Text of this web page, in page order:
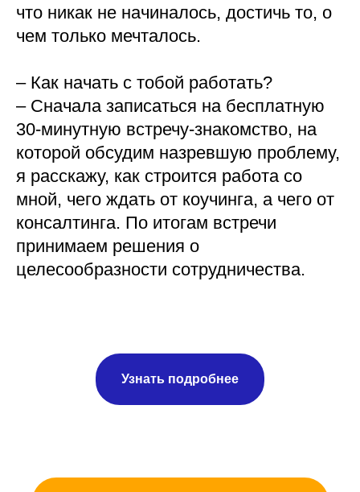
что никак не начиналось, достичь то, о
чем только мечталось.
– Как начать с тобой работать?
– Сначала записаться на бесплатную
30-минутную встречу-знакомство, на
которой обсудим назревшую проблему,
я расскажу, как строится работа со
мной, чего ждать от коучинга, а чего от
консалтинга. По итогам встречи
принимаем решения о
целесообразности сотрудничества.
Узнать подробнее